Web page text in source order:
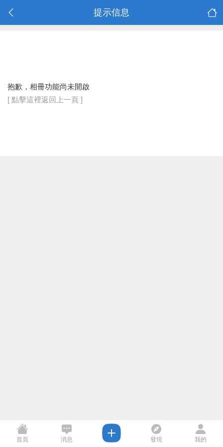
提示信息
抱歉，相冊功能尚未開啟
[ 點擊這裡返回上一頁 ]
首頁 消息 發現 我的